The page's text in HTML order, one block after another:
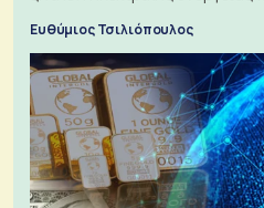
μπαταριών αυξάνονται
Ευθύμιος Τσιλιόπουλος